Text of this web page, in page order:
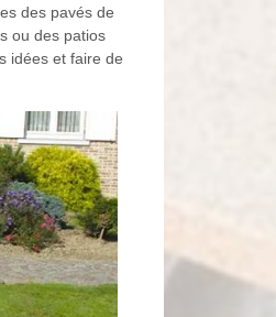
des pavés de
ou des patios
idées et faire de